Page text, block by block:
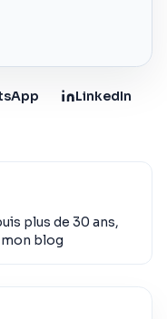
LinkedIn
plus de 30 ans,
blog